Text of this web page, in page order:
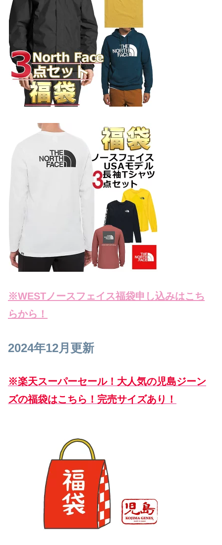
※WESTノースフェイス福袋申し込みはこち
らから！
2024年12月更新
※楽天スーパーセール！大人気の児島ジーン
ズの福袋はこちら！完売サイズあり！